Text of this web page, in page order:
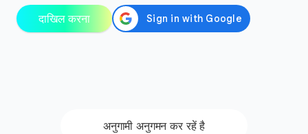
दाखिल करना
अनुगामी अनुगमन कर रहें है